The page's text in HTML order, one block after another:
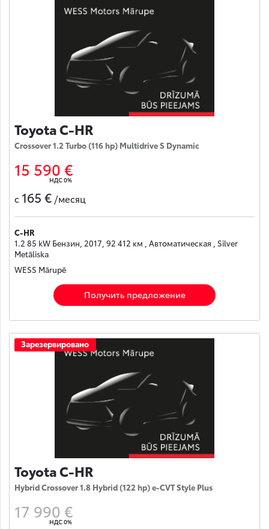
Toyota C-HR
Crossover 1.2 Turbo (116 hp) Multidrive S Dynamic
15 590 €
НДС 0%
с 165 € /месяц
C-HR
1.2 85 kW Бензин, 2017, 92 412 км , Автоматическая , Silver
Metāliska
WESS Mārupē
Получить предложение
Зарезервировано
Toyota C-HR
Hybrid Crossover 1.8 Hybrid (122 hp) e-CVT Style Plus
17 990 €
НДС 0%